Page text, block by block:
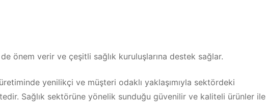
önem verir ve çeşitli sağlık kuruluşlarına destek sağlar.
yenilikçi ve müşteri odaklı yaklaşımıyla sektördeki
Sağlık sektörüne yönelik sunduğu güvenilir ve kaliteli ürünler ile